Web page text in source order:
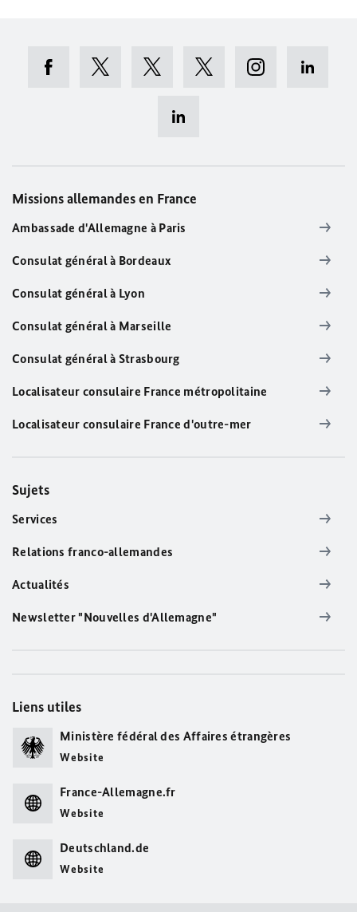
Missions allemandes en France
Ambassade d'Allemagne à Paris
Consulat général à Bordeaux
Consulat général à Lyon
Consulat général à Marseille
Consulat général à Strasbourg
Localisateur consulaire France métropolitaine
Localisateur consulaire France d'outre-mer
Sujets
Services
Relations franco-allemandes
Actualités
Newsletter "Nouvelles d'Allemagne"
Liens utiles
Ministère fédéral des Affaires étrangères
Website
France-Allemagne.fr
Website
Deutschland.de
Website